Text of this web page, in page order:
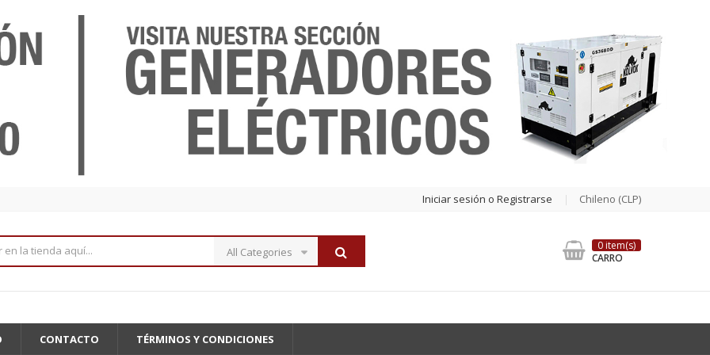
Iniciar sesión o Registrarse Chileno (CLP)
All Categories
0 item(s)
CARRO
CONTACTO TÉRMINOS Y CONDICIONES